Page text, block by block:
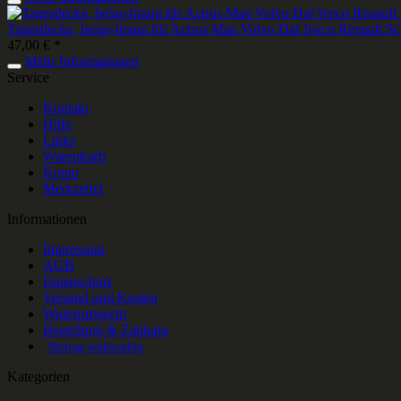
Tagesdecke, beige-braun für Actros Man Volvo Daf Iveco Renault
47,00 € *
Mehr Informationen
Service
Kontakt
Hilfe
Links
Warenkorb
Konto
Merkzettel
Informationen
Impressum
AGB
Datenschutz
Versand und Kosten
Widerrufsrecht
Bestellung & Zahlung
Vertrag widerrufen
Kategorien